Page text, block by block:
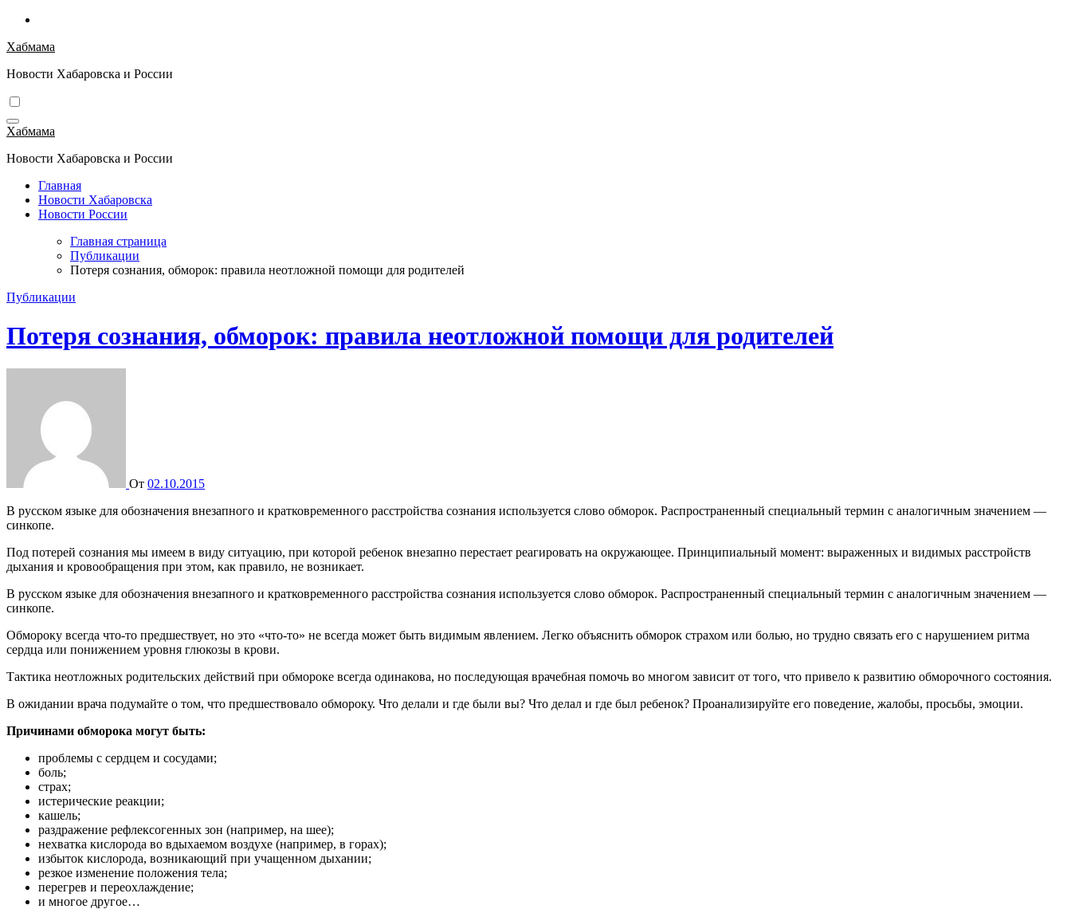
Перейти
содержимому
Хабмама
Новости Хабаровска и России
Хабмама
Новости Хабаровска и России
Главная
Новости Хабаровска
Новости России
Главная страница
Публикации
Потеря сознания, обморок: правила неотложной помощи для родителей
Публикации
Потеря сознания, обморок: правила неотложной помощи для родителей
От 02.10.2015
В русском языке для обозначения внезапного и кратковременного расстройства сознания используется слово обморок. Распространенный специальный термин с аналогичным значением —
синкопе.
Под потерей сознания мы имеем в виду ситуацию, при которой ребенок внезапно перестает реагировать на окружающее. Принципиальный момент: выраженных и видимых расстройств
дыхания и кровообращения при этом, как правило, не возникает.
В русском языке для обозначения внезапного и кратковременного расстройства сознания используется слово обморок. Распространенный специальный термин с аналогичным значением —
синкопе.
Обмороку всегда что-то предшествует, но это «что-то» не всегда может быть видимым явлением. Легко объяснить обморок страхом или болью, но трудно связать его с нарушением ритма
сердца или понижением уровня глюкозы в крови.
Тактика неотложных родительских действий при обмороке всегда одинакова, но последующая врачебная помочь во многом зависит от того, что привело к развитию обморочного состояния.
В ожидании врача подумайте о том, что предшествовало обмороку. Что делали и где были вы? Что делал и где был ребенок? Проанализируйте его поведение, жалобы, просьбы, эмоции.
Причинами обморока могут быть:
проблемы с сердцем и сосудами;
боль;
страх;
истерические реакции;
кашель;
раздражение рефлексогенных зон (например, на шее);
нехватка кислорода во вдыхаемом воздухе (например, в горах);
избыток кислорода, возникающий при учащенном дыхании;
резкое изменение положения тела;
перегрев и переохлаждение;
и многое другое…